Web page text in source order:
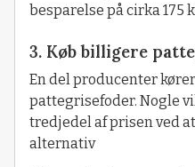
besparelse på cirka 175
3. Køb billigere
En del producenter
pattegrisefoder. Nogle
tredjedel af prisen ved
alternativ